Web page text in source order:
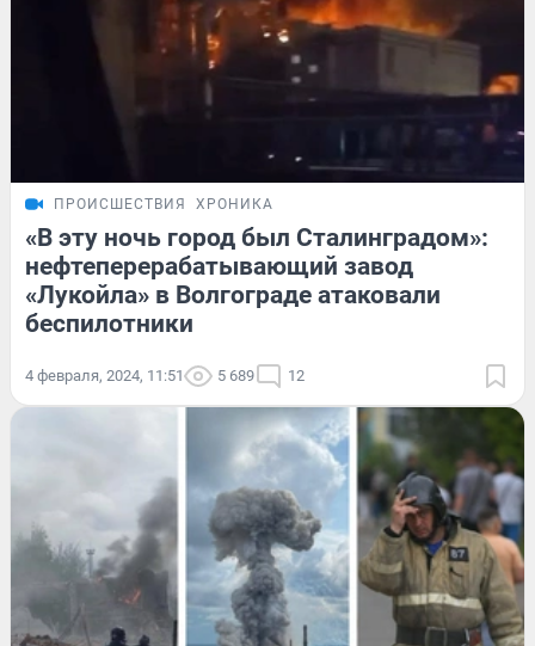
ПРОИСШЕСТВИЯ ХРОНИКА
«В эту ночь город был Сталинградом»:
нефтеперерабатывающий завод
«Лукойла» в Волгограде атаковали
беспилотники
4 февраля, 2024, 11:51 5 689 12